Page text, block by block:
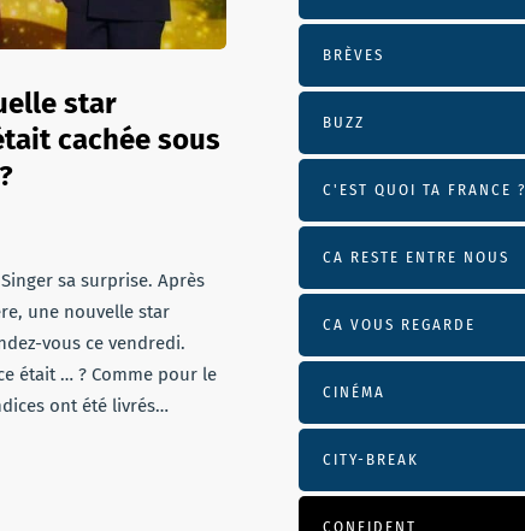
star
cachée sous
sa surprise. Après
une nouvelle star
vous ce vendredi.
était … ? Comme pour le
ont été livrés…
BRÈVES
BUZZ
C'EST QUOI TA FRANCE ?
CA RESTE ENTRE NOUS
CA VOUS REGARDE
CINÉMA
CITY-BREAK
CONFIDENT